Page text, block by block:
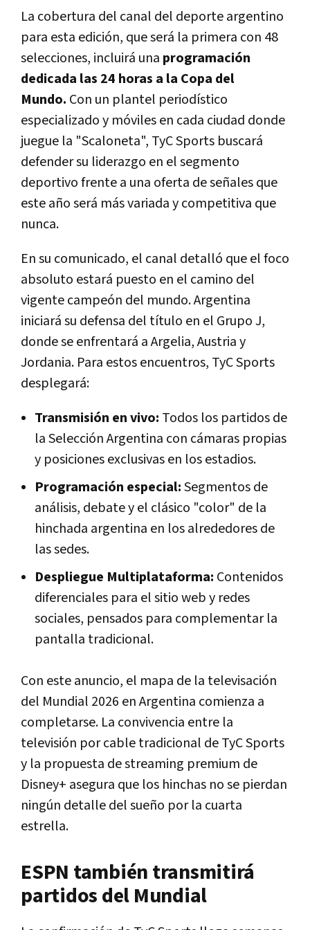
La cobertura del canal del deporte argentino
para esta edición, que será la primera con 48
selecciones, incluirá una programación
dedicada las 24 horas a la Copa del
Mundo. Con un plantel periodístico
especializado y móviles en cada ciudad donde
juegue la "Scaloneta", TyC Sports buscará
defender su liderazgo en el segmento
deportivo frente a una oferta de señales que
este año será más variada y competitiva que
nunca.
En su comunicado, el canal detalló que el foco
absoluto estará puesto en el camino del
vigente campeón del mundo. Argentina
iniciará su defensa del título en el Grupo J,
donde se enfrentará a Argelia, Austria y
Jordania. Para estos encuentros, TyC Sports
desplegará:
Transmisión en vivo: Todos los partidos de
la Selección Argentina con cámaras propias
y posiciones exclusivas en los estadios.
Programación especial:Segmentos de
análisis, debate y el clásico "color" de la
hinchada argentina en los alrededores de
las sedes.
Despliegue Multiplataforma: Contenidos
diferenciales para el sitio web y redes
sociales, pensados para complementar la
pantalla tradicional.
Con este anuncio, el mapa de la televisación
del Mundial 2026 en Argentina comienza a
completarse. La convivencia entre la
televisión por cable tradicional de TyC Sports
y la propuesta de streaming premium de
Disney+ asegura que los hinchas no se pierdan
ningún detalle del sueño por la cuarta
estrella.
ESPN también transmitirá
partidos del Mundial